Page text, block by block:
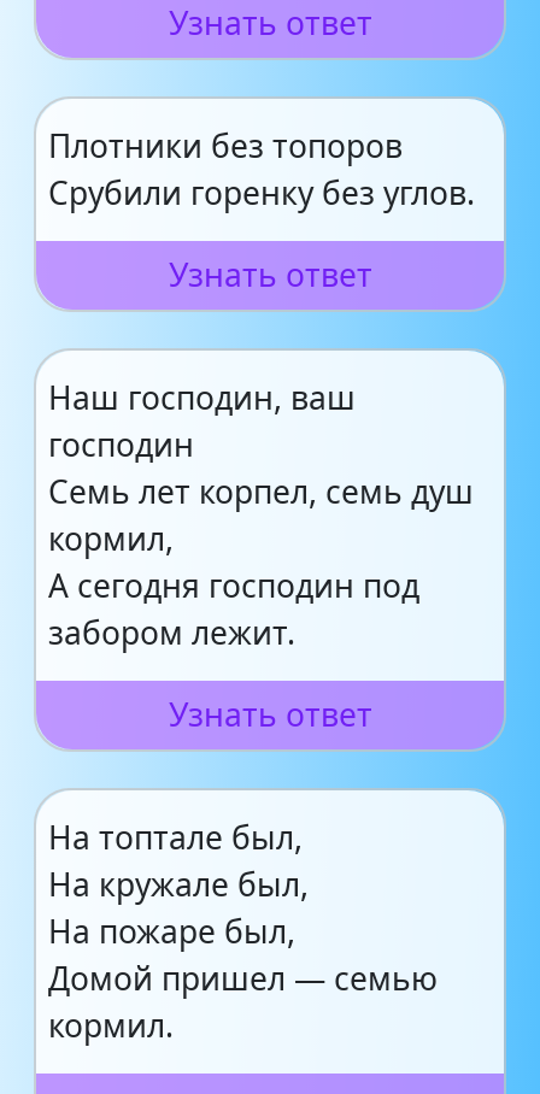
Узнать ответ
Плотники без топоров
Срубили горенку без углов.
Узнать ответ
Наш господин, ваш
господин
Семь лет корпел, семь душ
кормил,
А сегодня господин под
забором лежит.
Узнать ответ
На топтале был,
На кружале был,
На пожаре был,
Домой пришел — семью
кормил.